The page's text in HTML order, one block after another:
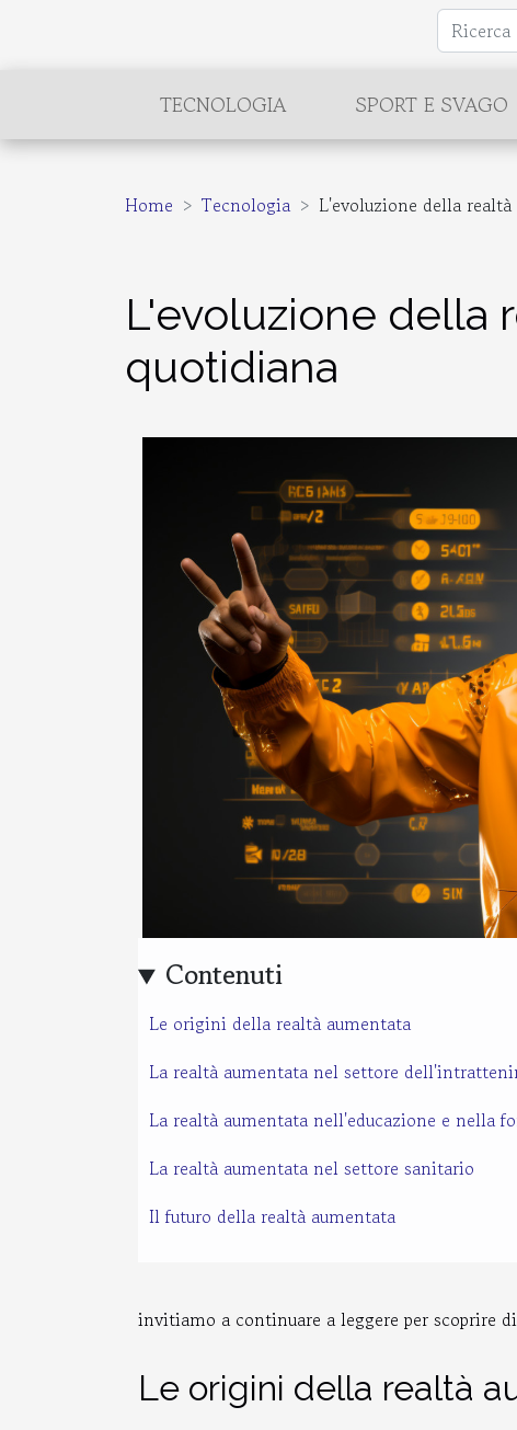
TECNOLOGIA SPORT E SVAGO
Home Tecnologia L'evoluzione della
L'evoluzione della
quotidiana
Contenuti
Le origini della realtà aumentata
La realtà aumentata nel settore
La realtà aumentata nell'educazione e nella
La realtà aumentata nel settore sanitario
Il futuro della realtà aumentata
invitiamo a continuare a leggere per scoprire
Le origini della realtà